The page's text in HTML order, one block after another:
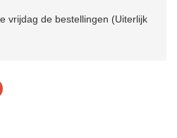
vrijdag de bestellingen (Uiterlijk